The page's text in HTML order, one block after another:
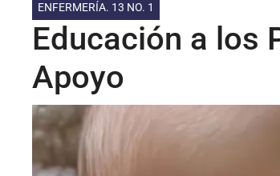
ENFERMERÍA. 13 NO. 1
Educación a los
Apoyo